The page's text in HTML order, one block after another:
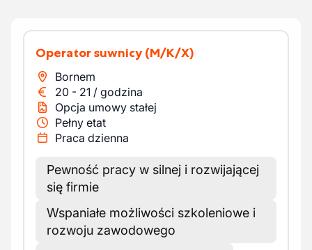
Operator suwnicy (M/K/X)
Bornem
20 - 21 / godzina
Opcja umowy stałej
Pełny etat
Praca dzienna
Pewność pracy w silnej i rozwijającej
się firmie
Wspaniałe możliwości szkoleniowe i
rozwoju zawodowego